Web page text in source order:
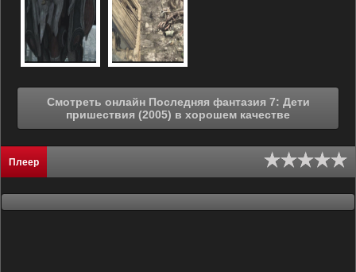
Смотреть онлайн Последняя фантазия 7: Дети
пришествия (2005) в хорошем качестве
Плеер